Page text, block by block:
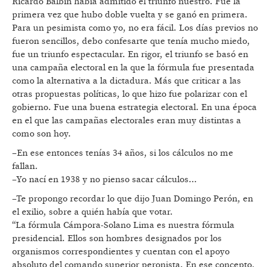
primera vez que hubo doble vuelta y se ganó en primera.
Para un pesimista como yo, no era fácil. Los días previos no
fueron sencillos, debo confesarte que tenía mucho miedo,
fue un triunfo espectacular. En rigor, el triunfo se basó en
una campaña electoral en la que la fórmula fue presentada
como la alternativa a la dictadura. Más que criticar a las
otras propuestas políticas, lo que hizo fue polarizar con el
gobierno. Fue una buena estrategia electoral. En una época
en el que las campañas electorales eran muy distintas a
como son hoy.
–En ese entonces tenías 34 años, si los cálculos no me
fallan.
–Yo nací en 1938 y no pienso sacar cálculos…
–Te propongo recordar lo que dijo Juan Domingo Perón, en
el exilio, sobre a quién había que votar.
“La fórmula Cámpora-Solano Lima es nuestra fórmula
presidencial. Ellos son hombres designados por los
organismos correspondientes y cuentan con el apoyo